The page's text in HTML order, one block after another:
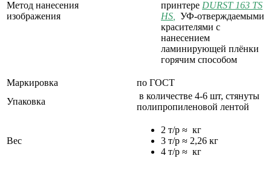
Метод нанесения
изображения
принтере DURST 163 TS
HS
УФ-отверждаемыми
красителями с
нанесением
ламинирующей плёнки
горячим способом
Маркировка
по ГОСТ
Упаковка
в количестве 4-6 шт, стянуты
полипропиленовой лентой
Вес
2 т/р ≈ кг
3 т/р ≈ 2,26 кг
4 т/р ≈ кг